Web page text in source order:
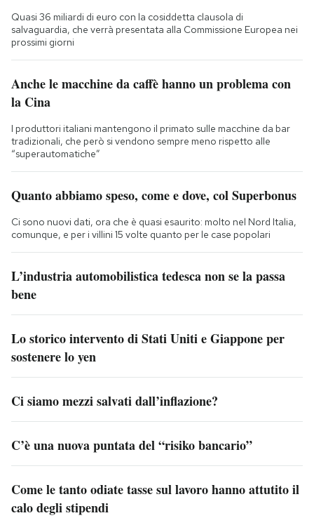
Quasi 36 miliardi di euro con la cosiddetta clausola di
salvaguardia, che verrà presentata alla Commissione Europea nei
prossimi giorni
Anche le macchine da caffè hanno un problema con
la Cina
I produttori italiani mantengono il primato sulle macchine da bar
tradizionali, che però si vendono sempre meno rispetto alle
“superautomatiche”
Quanto abbiamo speso, come e dove, col Superbonus
Ci sono nuovi dati, ora che è quasi esaurito: molto nel Nord Italia,
comunque, e per i villini 15 volte quanto per le case popolari
L’industria automobilistica tedesca non se la passa
bene
Lo storico intervento di Stati Uniti e Giappone per
sostenere lo yen
Ci siamo mezzi salvati dall’inflazione?
C’è una nuova puntata del “risiko bancario”
Come le tanto odiate tasse sul lavoro hanno attutito il
calo degli stipendi